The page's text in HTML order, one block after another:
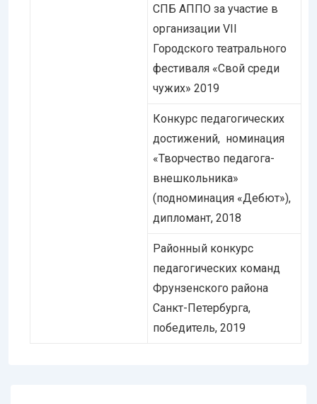
СПБ АППО за участие в
организации VII
Городского театрального
фестиваля «Свой среди
чужих» 2019
Конкурс педагогических
достижений, номинация
«Творчество педагога-
внешкольника»
(подноминация «Дебют»),
дипломант, 2018
Районный конкурс
педагогических команд
Фрунзенского района
Санкт-Петербурга,
победитель, 2019